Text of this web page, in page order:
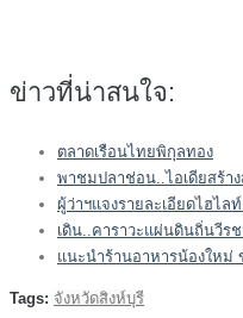
ข่าวที่น่าสนใจ:
ตลาดเรือนไทยพิกุลทอง
พาชมปลาช่อน..ไอเดียสร้า
ผู้ว่าฯแจงรายละเอียดไฮไ
เดิน..คาราวะแผ่นดินถิ่นวีร
แนะนำร้านอาหารน้องใหม่
Tags: จังหวัดสิงห์บุรี